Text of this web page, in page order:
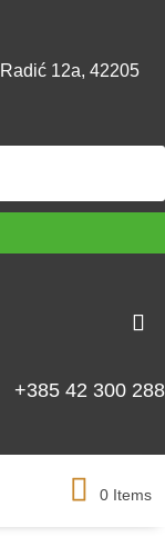
12a, 42205
+385 42 300 288
0 Items